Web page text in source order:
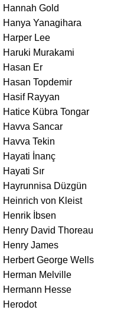
Hannah Gold
Hanya Yanagihara
Harper Lee
Haruki Murakami
Hasan Er
Hasan Topdemir
Hasif Rayyan
Hatice Kübra Tongar
Havva Sancar
Havva Tekin
Hayati İnanç
Hayati Sır
Hayrunnisa Düzgün
Heinrich von Kleist
Henrik İbsen
Henry David Thoreau
Henry James
Herbert George Wells
Herman Melville
Hermann Hesse
Herodot